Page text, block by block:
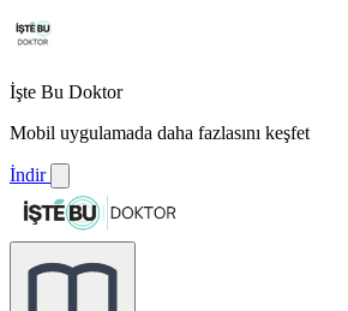
İşte Bu Doktor
Mobil uygulamada daha fazlasını keşfet
İndir